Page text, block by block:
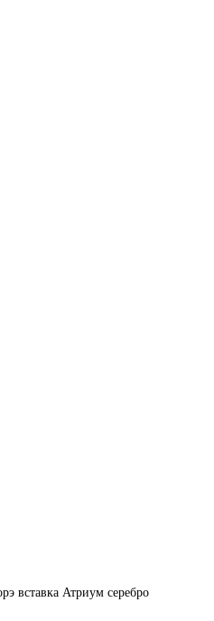
вставка Атриум серебро